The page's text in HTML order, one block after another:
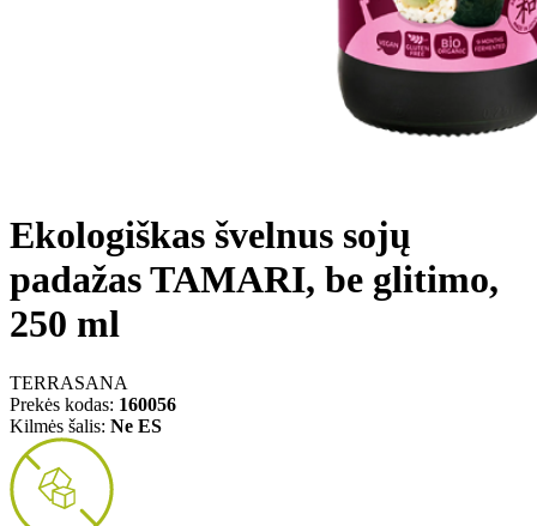
Ekologiškas švelnus sojų
padažas TAMARI, be glitimo,
250 ml
TERRASANA
Prekės kodas: 160056
Kilmės šalis: Ne ES